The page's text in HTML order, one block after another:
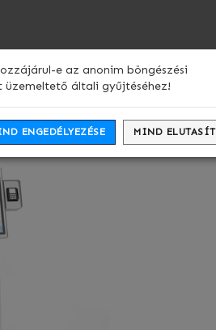
beltéri FHD
e az anonim böngészési
általi gyűjtéséhez!
ENGEDÉLYEZÉSE MIND